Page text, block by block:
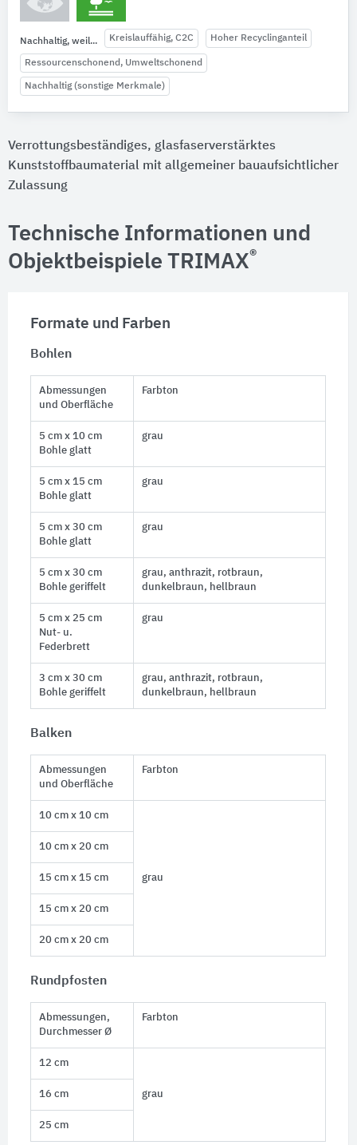
Nachhaltig, weil... Kreislauffähig, C2C Hoher Recyclinganteil
Ressourcenschonend, Umweltschonend
Nachhaltig (sonstige Merkmale)
Verrottungsbeständiges, glasfaserverstärktes
Kunststoffbaumaterial mit allgemeiner bauaufsichtlicher
Zulassung
Technische Informationen und
Objektbeispiele TRIMAX®
Formate und Farben
Bohlen
Abmessungen
und Oberfläche
Farbton
5 cm x 10 cm
Bohle glatt
grau
5 cm x 15 cm
Bohle glatt
grau
5 cm x 30 cm
Bohle glatt
grau
5 cm x 30 cm
Bohle geriffelt
grau, anthrazit, rotbraun,
dunkelbraun, hellbraun
5 cm x 25 cm
Nut- u.
Federbrett
grau
3 cm x 30 cm
Bohle geriffelt
grau, anthrazit, rotbraun,
dunkelbraun, hellbraun
Balken
Abmessungen
und Oberfläche
Farbton
10 cm x 10 cm
grau
10 cm x 20 cm
15 cm x 15 cm
15 cm x 20 cm
20 cm x 20 cm
Rundpfosten
Abmessungen,
Durchmesser Ø
Farbton
12 cm
grau
16 cm
25 cm